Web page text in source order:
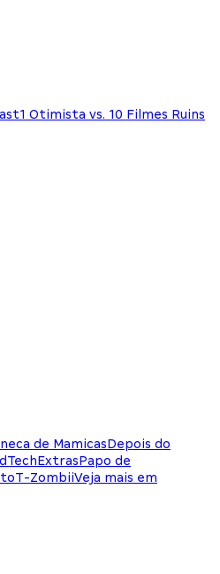
1 Otimista vs. 10 Filmes Ruins
de MamicasDepois do
ExtrasPapo de
T-ZombiiVeja mais em